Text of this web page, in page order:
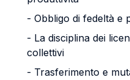
- Obbligo di fedeltà e
- La disciplina dei
collettivi
- Trasferimento e